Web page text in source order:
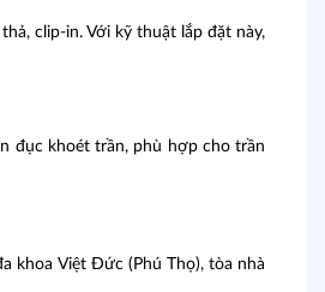
clip-in. Với kỹ thuật lắp đặt này,
đục khoét trần, phù hợp cho trần
khoa Việt Đức (Phú Thọ), tòa nhà